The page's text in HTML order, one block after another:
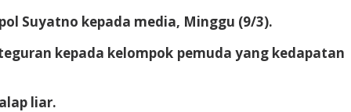
Suyatno kepada media, Minggu (9/3).
kepada kelompok pemuda yang kedapatan
liar.